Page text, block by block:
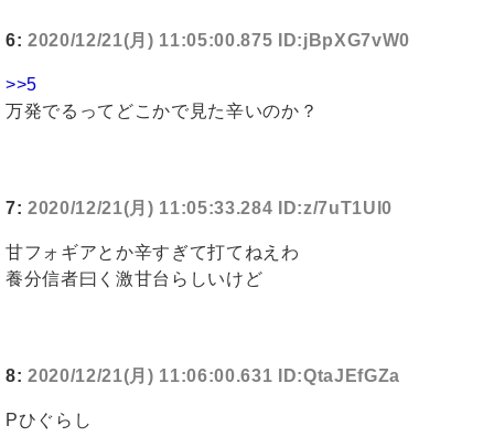
6: 2020/12/21(月) 11:05:00.875 ID:jBpXG7vW0
>>5
万発でるってどこかで見た辛いのか？
7: 2020/12/21(月) 11:05:33.284 ID:z/7uT1Ul0
甘フォギアとか辛すぎて打てねえわ
養分信者曰く激甘台らしいけど
8: 2020/12/21(月) 11:06:00.631 ID:QtaJEfGZa
Pひぐらし